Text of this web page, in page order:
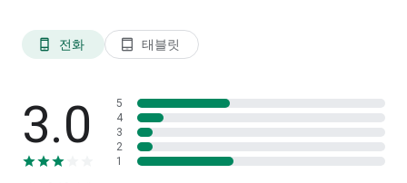
· 앱을 나갔다 들어오거나 다른 앱 확인 후 앱을 실행하면 초기화
되는 현상
2) 설정>배터리 및 디바이서 케어 목록>배터리 항목>백그라운드
사용 제한 목록>M-able 체크->삭제->절전 예외 앱->M-able 체
크->추가
· Push 알람 끄는 방법을 모르겠음
phone_android 전화 tablet_android 태블릿
3.0
5
4
3
2
1